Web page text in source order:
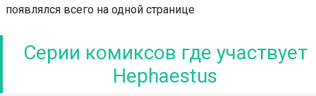
появлялся всего на одной странице
Серии комиксов где участвует
Hephaestus